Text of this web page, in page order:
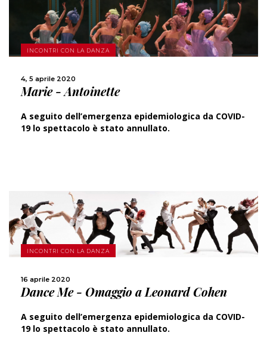
INCONTRI CON LA DANZA
4, 5 aprile 2020
Marie - Antoinette
A seguito dell’emergenza epidemiologica da COVID-
19 lo spettacolo è stato annullato.
SCOPRI DI PIÙ
CONDIVIDI
INCONTRI CON LA DANZA
16 aprile 2020
Dance Me - Omaggio a Leonard Cohen
A seguito dell’emergenza epidemiologica da COVID-
19 lo spettacolo è stato annullato.
SCOPRI DI PIÙ